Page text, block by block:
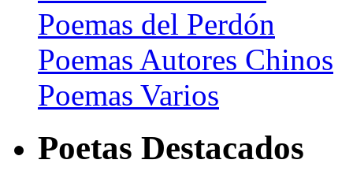
Poemas del Perdón
Poemas Autores Chinos
Poemas Varios
Poetas Destacados